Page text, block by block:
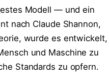
Modell — und ein
nach Claude Shannon,
wurde es entwickelt,
und Maschine zu
Standards zu opfern.